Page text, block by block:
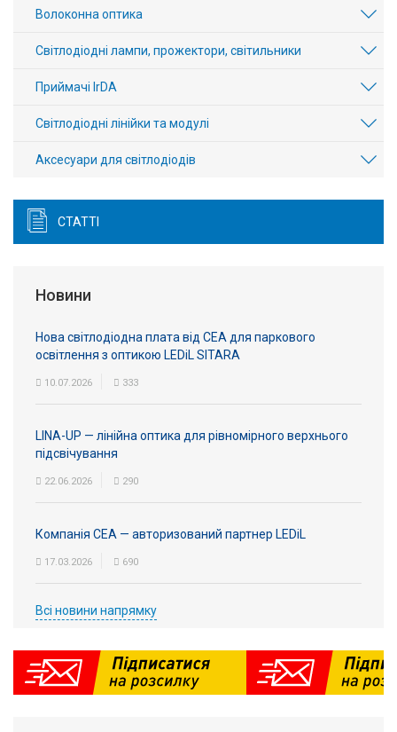
Волоконна оптика
Світлодіодні лампи, прожектори, світильники
Приймачі IrDA
Світлодіодні лінійки та модулі
Аксесуари для світлодіодів
СТАТТІ
Новини
Нова світлодіодна плата від СЕА для паркового
освітлення з оптикою LEDiL SITARA
10.07.2026 333
LINA-UP — лінійна оптика для рівномірного верхнього
підсвічування
22.06.2026 290
Компанія СЕА — авторизований партнер LEDiL
17.03.2026 690
Всі новини напрямку